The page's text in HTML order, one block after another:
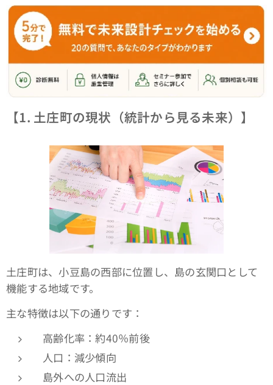
【1. 土庄町の現状（統計から見る未来）】
土庄町は、小豆島の西部に位置し、島の玄関口として
機能する地域です。
主な特徴は以下の通りです：
高齢化率：約40％前後
人口：減少傾向
島外への人口流出